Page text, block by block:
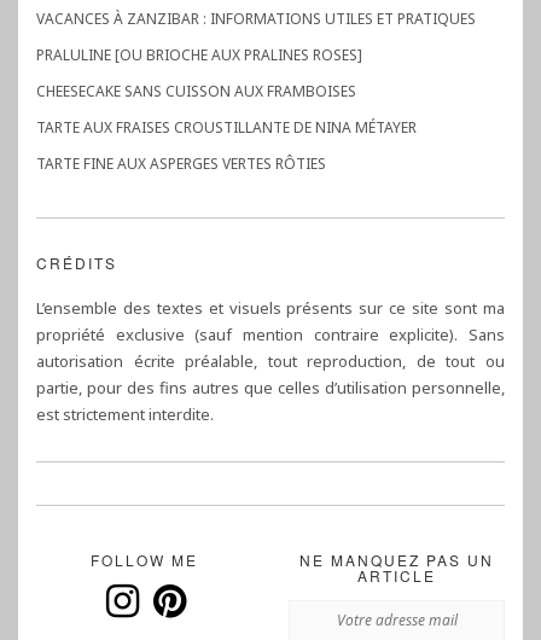
VACANCES À ZANZIBAR : INFORMATIONS UTILES ET PRATIQUES
PRALULINE [OU BRIOCHE AUX PRALINES ROSES]
CHEESECAKE SANS CUISSON AUX FRAMBOISES
TARTE AUX FRAISES CROUSTILLANTE DE NINA MÉTAYER
TARTE FINE AUX ASPERGES VERTES RÔTIES
CRÉDITS
L’ensemble des textes et visuels présents sur ce site sont ma
propriété exclusive (sauf mention contraire explicite). Sans
autorisation écrite préalable, tout reproduction, de tout ou
partie, pour des fins autres que celles d’utilisation personnelle,
est strictement interdite.
FOLLOW ME NE MANQUEZ PAS UN
ARTICLE